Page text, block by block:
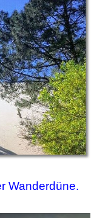
Wanderdüne.